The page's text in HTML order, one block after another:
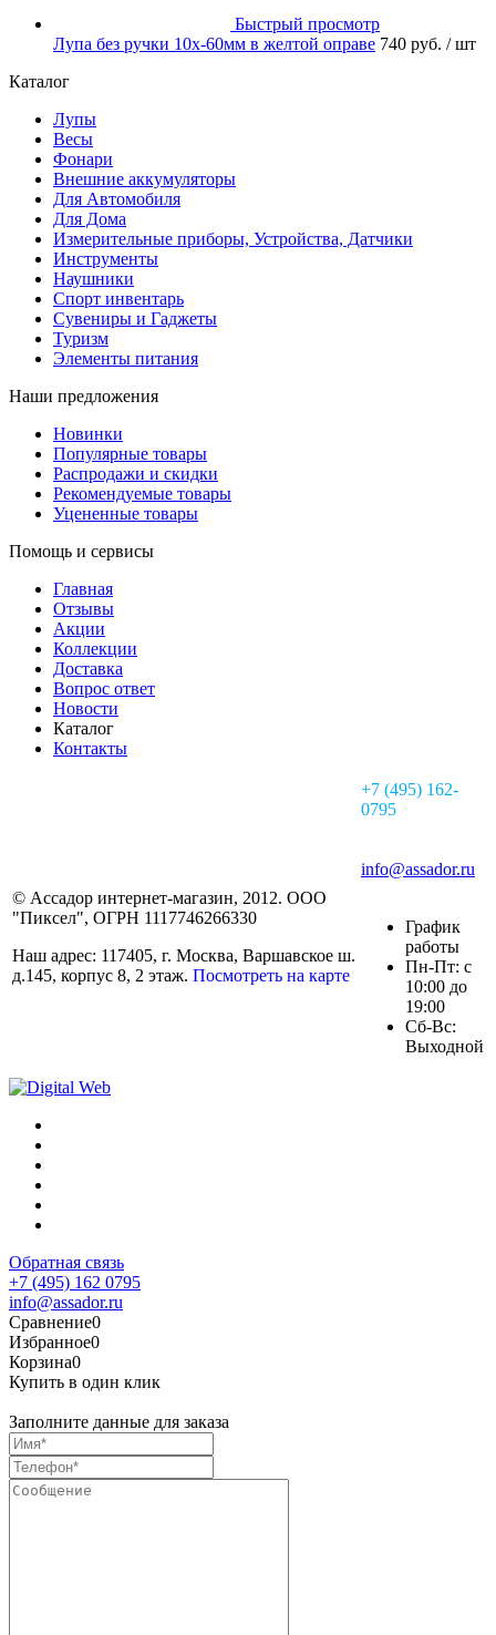
Быстрый просмотр
Лупа без ручки 10х-60мм в желтой оправе 740 руб. / шт
Каталог
Лупы
Весы
Фонари
Внешние аккумуляторы
Для Автомобиля
Для Дома
Измерительные приборы, Устройства, Датчики
Инструменты
Наушники
Спорт инвентарь
Сувениры и Гаджеты
Туризм
Элементы питания
Наши предложения
Новинки
Популярные товары
Распродажи и скидки
Рекомендуемые товары
Уцененные товары
Помощь и сервисы
Главная
Отзывы
Акции
Коллекции
Доставка
Вопрос ответ
Новости
Каталог
Контакты
© Ассадор интернет-магазин, 2012. ООО
"Пиксел", ОГРН 1117746266330
Наш адрес: 117405, г. Москва, Варшавское ш.
д.145, корпус 8, 2 этаж. Посмотреть на карте
+7 (495) 162-
0795
info@assador.ru
График
работы
Пн-Пт: с
10:00 до
19:00
Сб-Вс:
Выходной
Обратная связь
+7 (495) 162 0795
info@assador.ru
Сравнение0
Избранное0
Корзина0
Купить в один клик
Заполните данные для заказа